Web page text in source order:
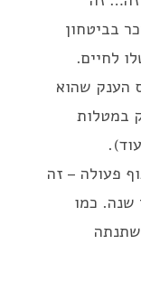
בביטחון
לחיים.
הענק שהוא
במטלות
פעולה – זה
שנה. כמו